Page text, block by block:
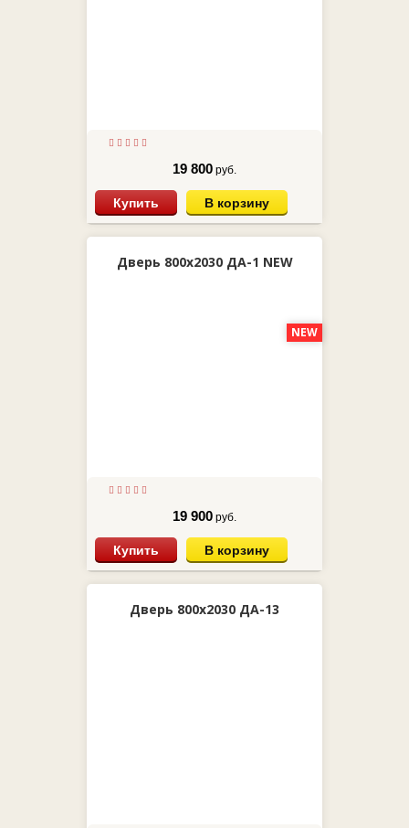
19 800 руб.
Купить В корзину
Дверь 800х2030 ДА-1 NEW
NEW
19 900 руб.
Купить В корзину
Дверь 800х2030 ДА-13